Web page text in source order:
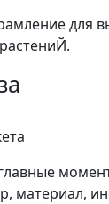
для
материал,